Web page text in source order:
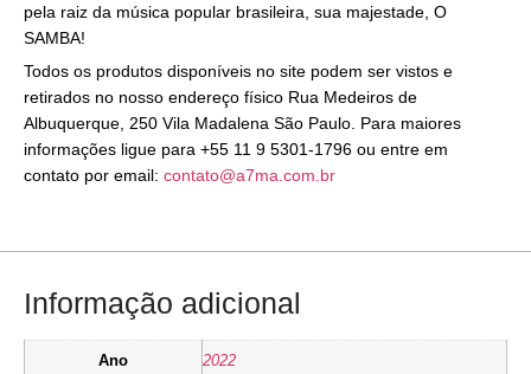
pela raiz da música popular brasileira, sua majestade, O
SAMBA!
Todos os produtos disponíveis no site podem ser vistos e
retirados no nosso endereço físico Rua Medeiros de
Albuquerque, 250 Vila Madalena São Paulo. Para maiores
informações ligue para +55 11 9 5301-1796 ou entre em
contato por email: contato@a7ma.com.br
Informação adicional
Ano 2022